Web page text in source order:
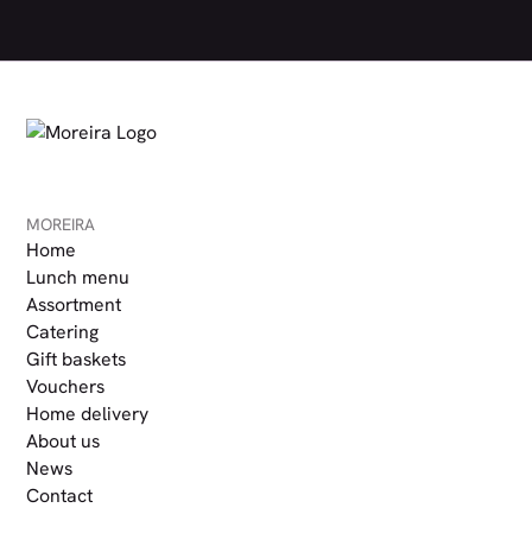
MOREIRA
Home
Lunch menu
Assortment
Catering
Gift baskets
Vouchers
Home delivery
About us
News
Contact